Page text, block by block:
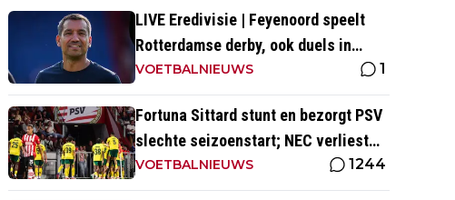
LIVE Eredivisie | Feyenoord speelt
Rotterdamse derby, ook duels in
Groningen en Heerenveen
VOETBALNIEUWS 1
Fortuna Sittard stunt en bezorgt PSV
slechte seizoenstart; NEC verliest
ondanks assist Tadic
VOETBALNIEUWS 1244